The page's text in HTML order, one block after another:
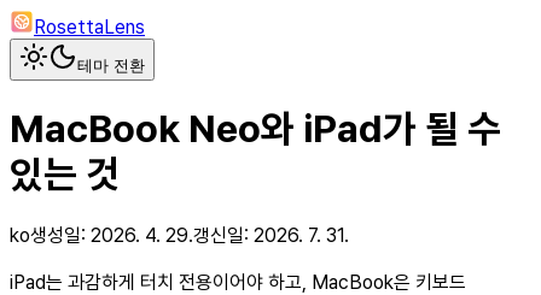
RosettaLens
테마 전환
MacBook Neo와 iPad가 될 수
있는 것
ko생성일: 2026. 4. 29.갱신일: 2026. 7. 31.
iPad는 과감하게 터치 전용이어야 하고, MacBook은 키보드